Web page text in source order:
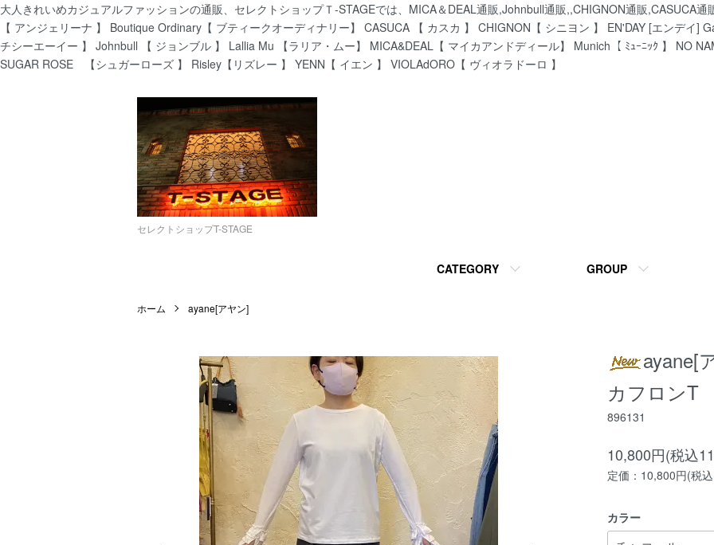
大人きれいめカジュアルファッションの通販、セレクトショップＴ-STAGEでは、MICA＆DEAL通販,Johnbull通販,,CHIGNON通販,CASUCA
【 アンジェリーナ 】 Boutique Ordinary【 ブティークオーディナリー】 CASUCA 【 カスカ 】 CHIGNON【 シニヨン 】 EN'DAY [エンデイ]
チシーエーイー 】 Johnbull 【 ジョンブル 】 Lallia Mu 【ラリア・ムー】 MICA&DEAL【 マイカアンドディール】 Munich【 ﾐｭｰﾆｯｸ 】 NO
SUGAR ROSE 【シュガーローズ 】 Risley【リズレー 】 YENN【 イエン 】 VIOLAdORO【 ヴィオラドーロ 】
セレクトショップT-STAGE
CATEGORY GROUP
ホーム ayane[アヤン]
ayane[
カフロンT
896131
10,800円(税込
定価：10,800円(税
カラー